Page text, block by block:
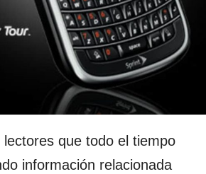
que todo el tiempo
información relacionada